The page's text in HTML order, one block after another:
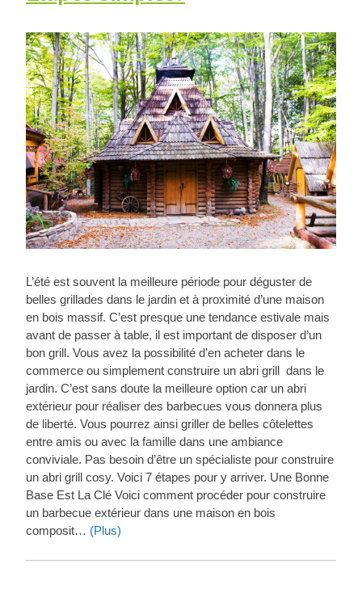
L’été est souvent la meilleure période pour déguster de
belles grillades dans le jardin et à proximité d’une maison
en bois massif. C’est presque une tendance estivale mais
avant de passer à table, il est important de disposer d’un
bon grill. Vous avez la possibilité d’en acheter dans le
commerce ou simplement construire un abri grill dans le
jardin. C’est sans doute la meilleure option car un abri
extérieur pour réaliser des barbecues vous donnera plus
de liberté. Vous pourrez ainsi griller de belles côtelettes
entre amis ou avec la famille dans une ambiance
conviviale. Pas besoin d’être un spécialiste pour construire
un abri grill cosy. Voici 7 étapes pour y arriver. Une Bonne
Base Est La Clé Voici comment procéder pour construire
un barbecue extérieur dans une maison en bois
composit… (Plus)